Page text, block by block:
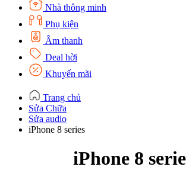
Nhà thông minh
Phụ kiện
Âm thanh
Deal hời
Khuyến mãi
Trang chủ
Sửa Chữa
Sửa audio
iPhone 8 series
iPhone 8